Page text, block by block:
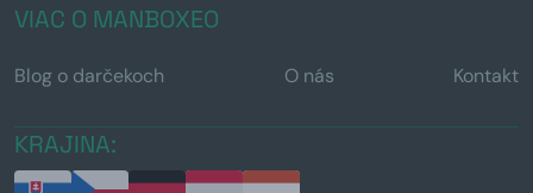
VIAC O MANBOXEO
Blog o darčekoch O nás Kontakt
KRAJINA: